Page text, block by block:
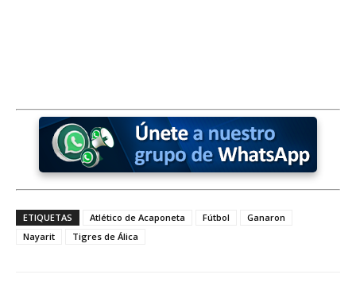
ETIQUETAS Atlético de Acaponeta Fútbol
Ganaron
Nayarit
Tigres de Álica